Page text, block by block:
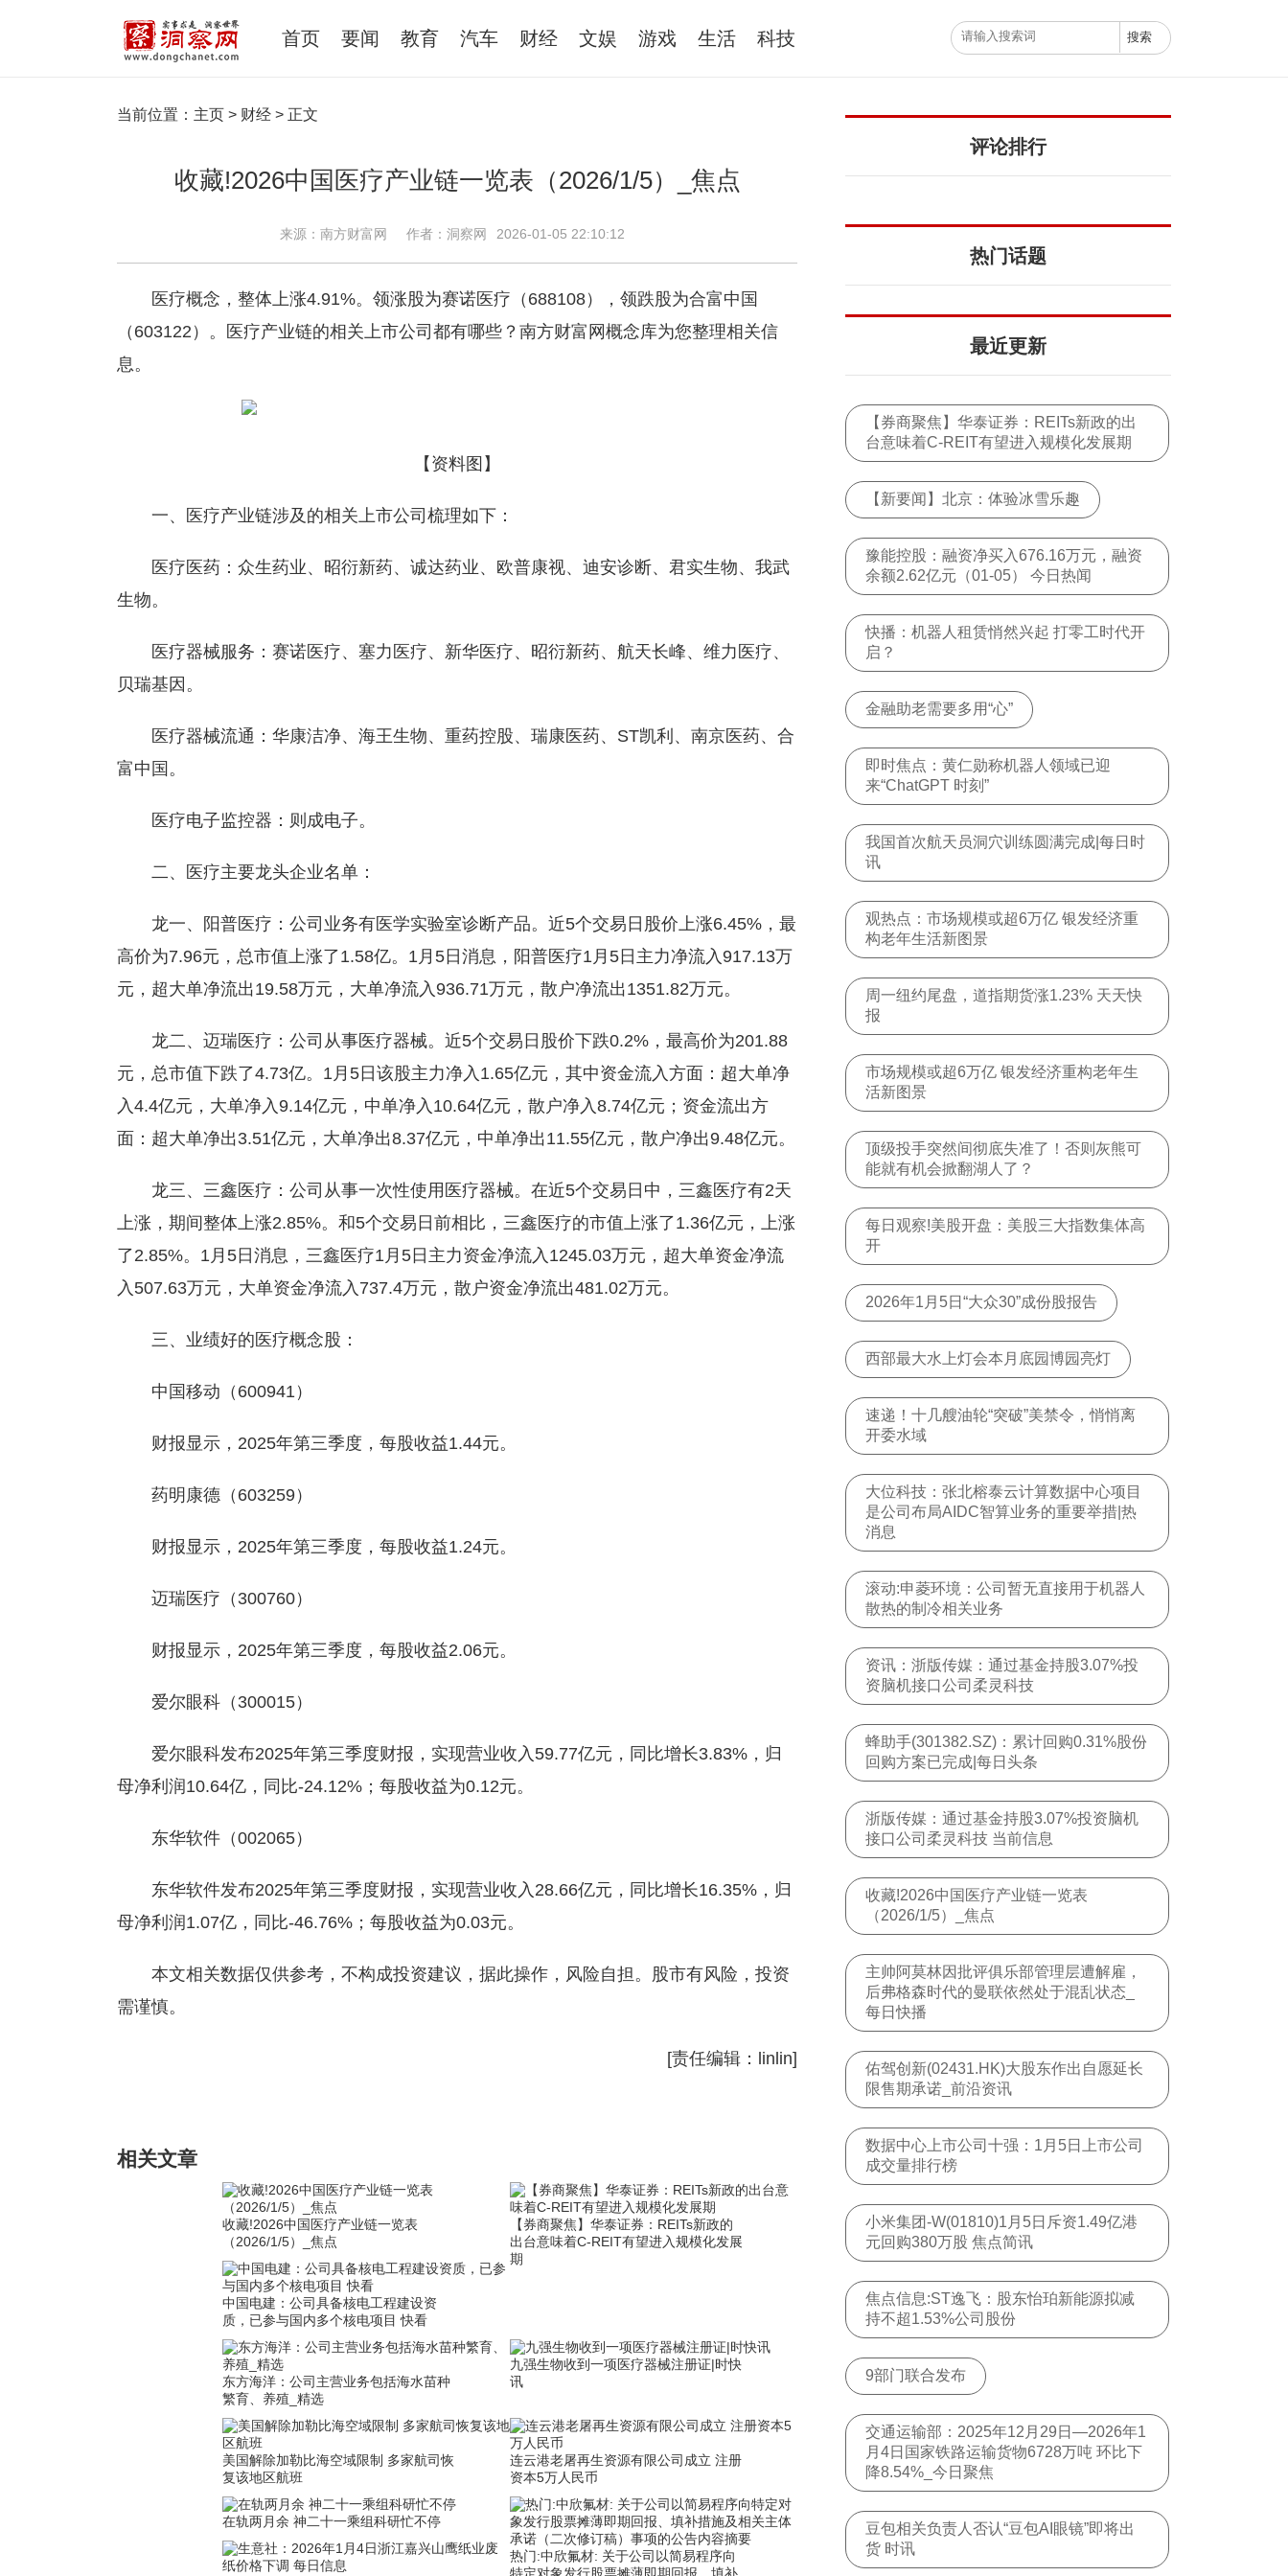
首页 要闻 教育 汽车 财经 文娱 游戏 生活 科技
当前位置： 主页 > 财经 > 正文
收藏!2026中国医疗产业链一览表（2026/1/5）_焦点
来源：南方财富网 作者：洞察网 2026-01-05 22:10:12
医疗概念，整体上涨4.91%。领涨股为赛诺医疗（688108），领跌股为合富中国
（603122）。医疗产业链的相关上市公司都有哪些？南方财富网概念库为您整理相关信
息。
【资料图】
一、医疗产业链涉及的相关上市公司梳理如下：
医疗医药：众生药业、昭衍新药、诚达药业、欧普康视、迪安诊断、君实生物、我武
生物。
医疗器械服务：赛诺医疗、塞力医疗、新华医疗、昭衍新药、航天长峰、维力医疗、
贝瑞基因。
医疗器械流通：华康洁净、海王生物、重药控股、瑞康医药、ST凯利、南京医药、合
富中国。
医疗电子监控器：则成电子。
二、医疗主要龙头企业名单：
龙一、阳普医疗：公司业务有医学实验室诊断产品。近5个交易日股价上涨6.45%，最
高价为7.96元，总市值上涨了1.58亿。1月5日消息，阳普医疗1月5日主力净流入917.13万
元，超大单净流出19.58万元，大单净流入936.71万元，散户净流出1351.82万元。
龙二、迈瑞医疗：公司从事医疗器械。近5个交易日股价下跌0.2%，最高价为201.88
元，总市值下跌了4.73亿。1月5日该股主力净入1.65亿元，其中资金流入方面：超大单净
入4.4亿元，大单净入9.14亿元，中单净入10.64亿元，散户净入8.74亿元；资金流出方
面：超大单净出3.51亿元，大单净出8.37亿元，中单净出11.55亿元，散户净出9.48亿元。
龙三、三鑫医疗：公司从事一次性使用医疗器械。在近5个交易日中，三鑫医疗有2天
上涨，期间整体上涨2.85%。和5个交易日前相比，三鑫医疗的市值上涨了1.36亿元，上涨
了2.85%。1月5日消息，三鑫医疗1月5日主力资金净流入1245.03万元，超大单资金净流
入507.63万元，大单资金净流入737.4万元，散户资金净流出481.02万元。
三、业绩好的医疗概念股：
中国移动（600941）
财报显示，2025年第三季度，每股收益1.44元。
药明康德（603259）
财报显示，2025年第三季度，每股收益1.24元。
迈瑞医疗（300760）
财报显示，2025年第三季度，每股收益2.06元。
爱尔眼科（300015）
爱尔眼科发布2025年第三季度财报，实现营业收入59.77亿元，同比增长3.83%，归
母净利润10.64亿，同比-24.12%；每股收益为0.12元。
东华软件（002065）
东华软件发布2025年第三季度财报，实现营业收入28.66亿元，同比增长16.35%，归
母净利润1.07亿，同比-46.76%；每股收益为0.03元。
本文相关数据仅供参考，不构成投资建议，据此操作，风险自担。股市有风险，投资
需谨慎。
[责任编辑：linlin]
相关文章
【券商聚焦】华泰证券：REITs新政的
出台意味着C-REIT有望进入规模化发展
期
收藏!2026中国医疗产业链一览表
（2026/1/5）_焦点
中国电建：公司具备核电工程建设资
质，已参与国内多个核电项目 快看
九强生物收到一项医疗器械注册证|时快
讯
东方海洋：公司主营业务包括海水苗种
繁育、养殖_精选
连云港老屠再生资源有限公司成立 注册
资本5万人民币
美国解除加勒比海空域限制 多家航司恢
复该地区航班
热门:中欣氟材: 关于公司以简易程序向
在轨两月余 神二十一乘组科研忙不停
评论排行
热门话题
最近更新
【券商聚焦】华泰证券：REITs新政的出
台意味着C-REIT有望进入规模化发展期
【新要闻】北京：体验冰雪乐趣
豫能控股：融资净买入676.16万元，融资
余额2.62亿元（01-05） 今日热闻
快播：机器人租赁悄然兴起 打零工时代开
启？
金融助老需要多用“心”
即时焦点：黄仁勋称机器人领域已迎
来“ChatGPT 时刻”
我国首次航天员洞穴训练圆满完成|每日时
讯
观热点：市场规模或超6万亿 银发经济重
构老年生活新图景
周一纽约尾盘，道指期货涨1.23% 天天快
报
市场规模或超6万亿 银发经济重构老年生
活新图景
顶级投手突然间彻底失准了！否则灰熊可
能就有机会掀翻湖人了？
每日观察!美股开盘：美股三大指数集体高
开
2026年1月5日“大众30”成份股报告
西部最大水上灯会本月底园博园亮灯
速递！十几艘油轮“突破”美禁令，悄悄离
开委水域
大位科技：张北榕泰云计算数据中心项目
是公司布局AIDC智算业务的重要举措|热
消息
滚动:申菱环境：公司暂无直接用于机器人
散热的制冷相关业务
资讯：浙版传媒：通过基金持股3.07%投
资脑机接口公司柔灵科技
蜂助手(301382.SZ)：累计回购0.31%股份
回购方案已完成|每日头条
浙版传媒：通过基金持股3.07%投资脑机
接口公司柔灵科技 当前信息
收藏!2026中国医疗产业链一览表
（2026/1/5）_焦点
主帅阿莫林因批评俱乐部管理层遭解雇，
后弗格森时代的曼联依然处于混乱状态_
每日快播
佑驾创新(02431.HK)大股东作出自愿延长
限售期承诺_前沿资讯
数据中心上市公司十强：1月5日上市公司
成交量排行榜
小米集团-W(01810)1月5日斥资1.49亿港
元回购380万股 焦点简讯
焦点信息:ST逸飞：股东怡珀新能源拟减
持不超1.53%公司股份
9部门联合发布
交通运输部：2025年12月29日—2026年1
月4日国家铁路运输货物6728万吨 环比下
降8.54%_今日聚焦
豆包相关负责人否认“豆包AI眼镜”即将出
货 时讯